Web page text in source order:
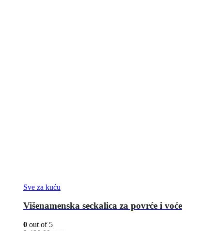
Sve za kuću
Višenamenska seckalica za povrće i voće
0 out of 5